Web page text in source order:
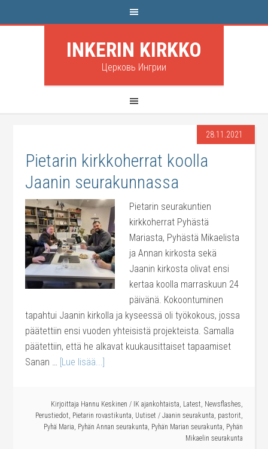
INKERIN KIRKKO
Церковь Ингрии
28.11.2021
Pietarin kirkkoherrat koolla
Jaanin seurakunnassa
Pietarin seurakuntien
kirkkoherrat Pyhästä
Mariasta, Pyhästä Mikaelista
ja Annan kirkosta sekä
Jaanin kirkosta olivat ensi
kertaa koolla marraskuun 24
päivänä. Kokoontuminen
tapahtui Jaanin kirkolla ja kyseessä oli työkokous, jossa
päätettiin ensi vuoden yhteisistä projekteista. Samalla
päätettiin, että he alkavat kuukausittaiset tapaamiset
Sanan … [Lue lisää...]
Kirjoittaja Hannu Keskinen / IK ajankohtaista, Latest, Newsflashes,
Perustiedot, Pietarin rovastikunta, Uutiset / Jaanin seurakunta, pastorit,
Pyhä Maria, Pyhän Annan seurakunta, Pyhän Marian seurakunta, Pyhän
Mikaelin seurakunta